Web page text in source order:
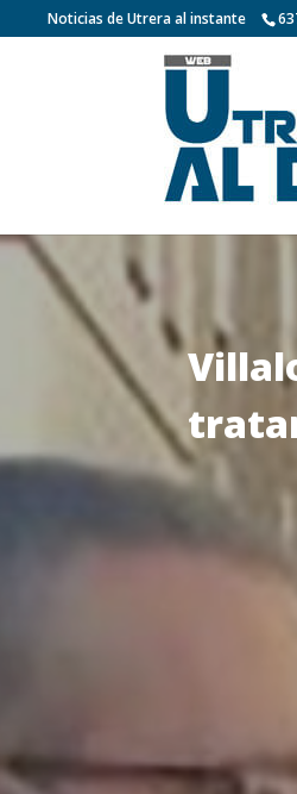
Noticias de Utrera al instante